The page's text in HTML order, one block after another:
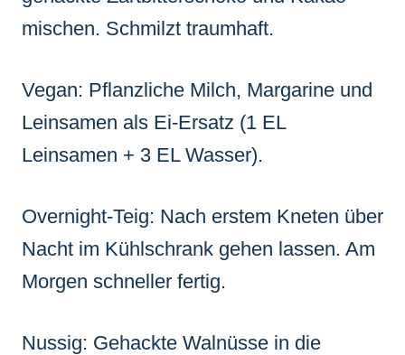
mischen. Schmilzt traumhaft.
Vegan: Pflanzliche Milch, Margarine und
Leinsamen als Ei-Ersatz (1 EL
Leinsamen + 3 EL Wasser).
Overnight-Teig: Nach erstem Kneten über
Nacht im Kühlschrank gehen lassen. Am
Morgen schneller fertig.
Nussig: Gehackte Walnüsse in die